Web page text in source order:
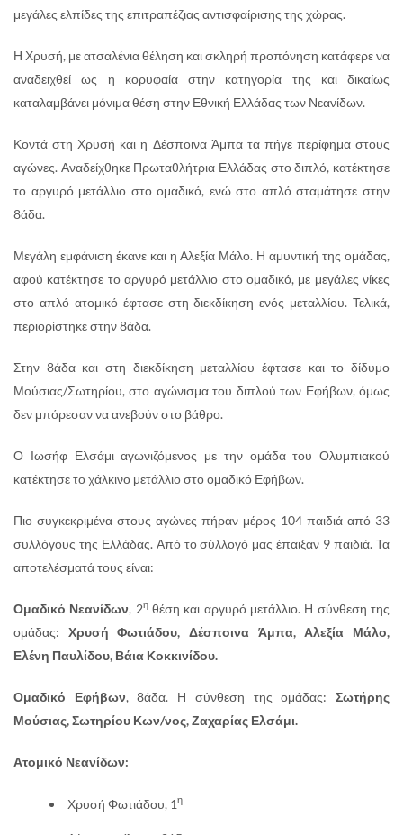
μεγάλες ελπίδες της επιτραπέζιας αντισφαίρισης της χώρας.
Η Χρυσή, με ατσαλένια θέληση και σκληρή προπόνηση κατάφερε να
αναδειχθεί ως η κορυφαία στην κατηγορία της και δικαίως
καταλαμβάνει μόνιμα θέση στην Εθνική Ελλάδας των Νεανίδων.
Κοντά στη Χρυσή και η Δέσποινα Άμπα τα πήγε περίφημα στους
αγώνες. Αναδείχθηκε Πρωταθλήτρια Ελλάδας στο διπλό, κατέκτησε
το αργυρό μετάλλιο στο ομαδικό, ενώ στο απλό σταμάτησε στην
8άδα.
Μεγάλη εμφάνιση έκανε και η Αλεξία Μάλο. Η αμυντική της ομάδας,
αφού κατέκτησε το αργυρό μετάλλιο στο ομαδικό, με μεγάλες νίκες
στο απλό ατομικό έφτασε στη διεκδίκηση ενός μεταλλίου. Τελικά,
περιορίστηκε στην 8άδα.
Στην 8άδα και στη διεκδίκηση μεταλλίου έφτασε και το δίδυμο
Μούσιας/Σωτηρίου, στο αγώνισμα του διπλού των Εφήβων, όμως
δεν μπόρεσαν να ανεβούν στο βάθρο.
Ο Ιωσήφ Ελσάμι αγωνιζόμενος με την ομάδα του Ολυμπιακού
κατέκτησε το χάλκινο μετάλλιο στο ομαδικό Εφήβων.
Πιο συγκεκριμένα στους αγώνες πήραν μέρος 104 παιδιά από 33
συλλόγους της Ελλάδας. Από το σύλλογό μας έπαιξαν 9 παιδιά. Τα
αποτελέσματά τους είναι:
Ομαδικό Νεανίδων, 2ηθέση και αργυρό μετάλλιο. Η σύνθεση της
ομάδας: Χρυσή Φωτιάδου, Δέσποινα Άμπα, Αλεξία Μάλο,
Ελένη Παυλίδου, Βάια Κοκκινίδου.
Ομαδικό Εφήβων, 8άδα. Η σύνθεση της ομάδας:Σωτήρης
Μούσιας, Σωτηρίου Κων/νος, Ζαχαρίας Ελσάμι.
Ατομικό Νεανίδων:
Χρυσή Φωτιάδου, 1η